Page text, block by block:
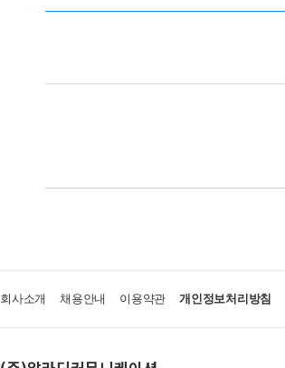
회사소개 채용안내 이용약관 개인정보처리방침